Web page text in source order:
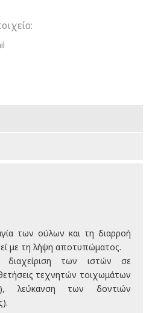
των ούλων και τη διαρροή
με τη λήψη αποτυπώματος.
των ιστών σε
τεχνητών τοιχωμάτων
λεύκανση των δοντιών